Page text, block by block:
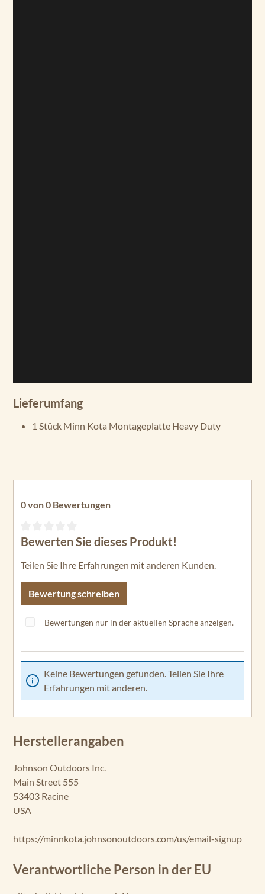
Lieferumfang
1 Stück Minn Kota Montageplatte Heavy Duty
0 von 0 Bewertungen
Durchschnittliche Bewertung von 0 von 5 Sternen
Bewerten Sie dieses Produkt!
Teilen Sie Ihre Erfahrungen mit anderen Kunden.
Bewertung schreiben
Bewertungen nur in der aktuellen Sprache anzeigen.
Keine Bewertungen gefunden. Teilen Sie Ihre
Erfahrungen mit anderen.
Herstellerangaben
Johnson Outdoors Inc.
Main Street 555
53403 Racine
USA
https://minnkota.johnsonoutdoors.com/us/email-signup
Verantwortliche Person in der EU